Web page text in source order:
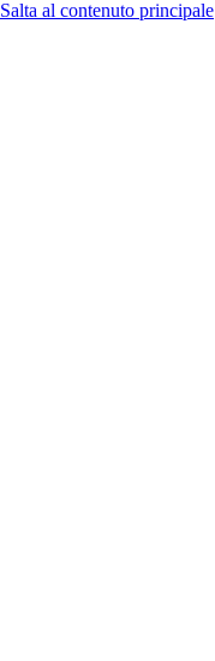
Salta al contenuto principale